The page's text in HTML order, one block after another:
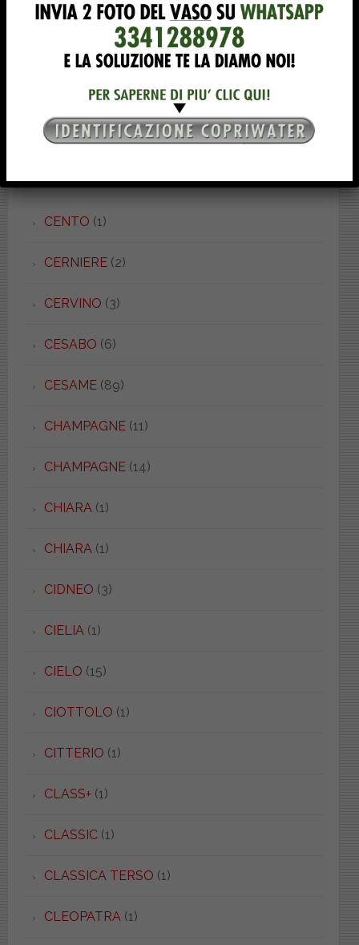
CANTICA(1)
CAPELLA(1)
CARENA(3)
CARO(1)
CATALANO(90)
CENTO (1)
CERNIERE(2)
CERVINO (3)
CESABO (6)
CESAME(89)
CHAMPAGNE(11)
CHAMPAGNE(14)
CHIARA (1)
CHIARA (1)
CIDNEO (3)
CIELIA (1)
CIELO (15)
CIOTTOLO (1)
CITTERIO (1)
CLASS+ (1)
CLASSIC(1)
CLASSICA TERSO (1)
CLEOPATRA (1)